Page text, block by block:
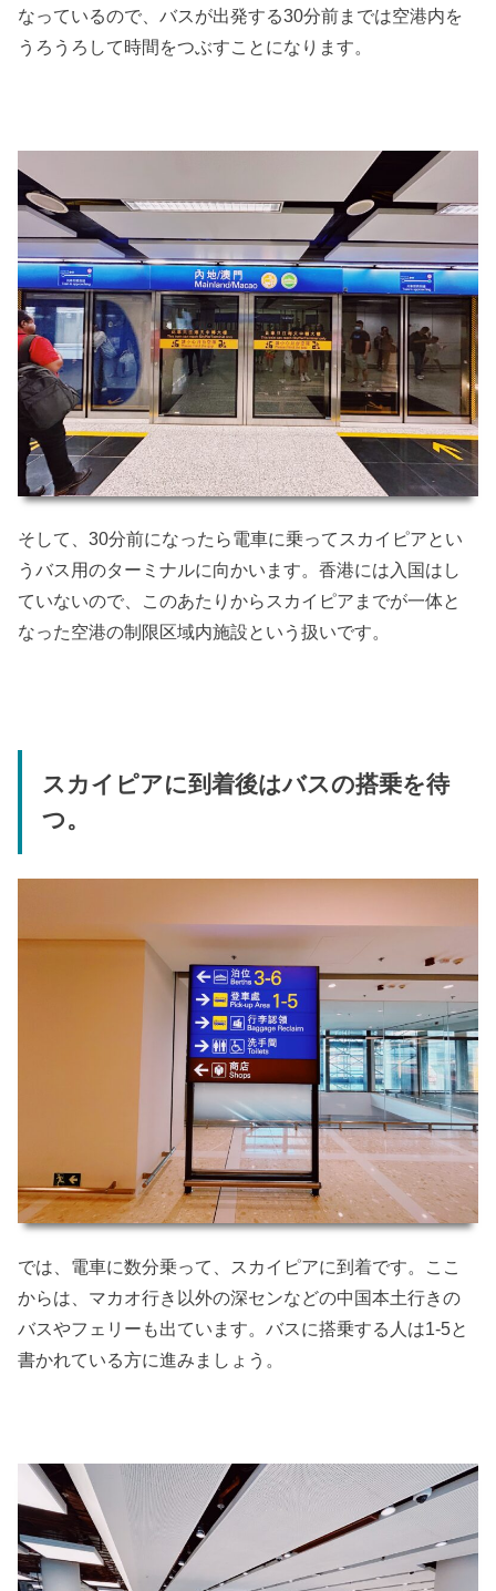
なっているので、バスが出発する30分前までは空港内を
うろうろして時間をつぶすことになります。
そして、30分前になったら電車に乗ってスカイピアとい
うバス用のターミナルに向かいます。香港には入国はし
ていないので、このあたりからスカイピアまでが一体と
なった空港の制限区域内施設という扱いです。
スカイピアに到着後はバスの搭乗を待
つ。
では、電車に数分乗って、スカイピアに到着です。ここ
からは、マカオ行き以外の深センなどの中国本土行きの
バスやフェリーも出ています。バスに搭乗する人は1-5と
書かれている方に進みましょう。